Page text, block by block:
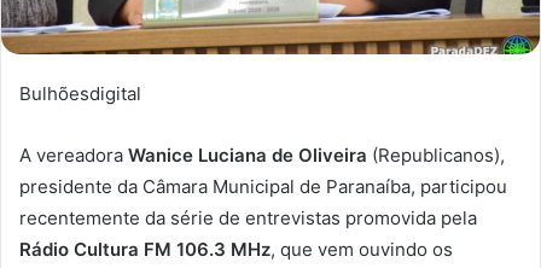
Bulhõesdigital
A vereadora Wanice Luciana de Oliveira (Republicanos),
presidente da Câmara Municipal de Paranaíba, participou
recentemente da série de entrevistas promovida pela
Rádio Cultura FM 106.3 MHz, que vem ouvindo os